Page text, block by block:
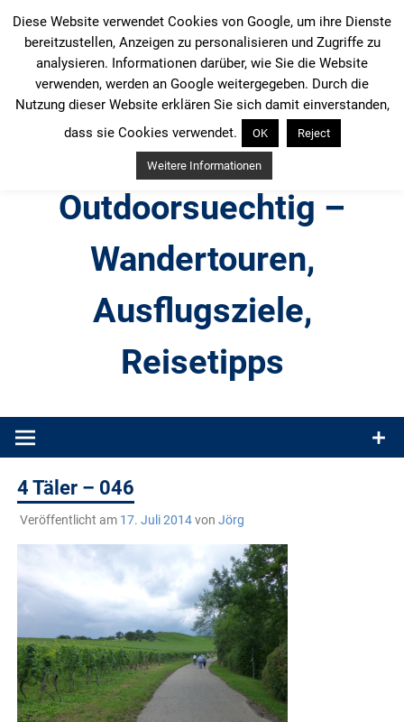
Inhalt
springen
Outdoorsuechtig –
Wandertouren,
Ausflugsziele,
Reisetipps
Produkttests und Buchrezensionen. Ein Blog für alle, die gern
4 Täler – 046
Veröffentlicht am 17. Juli 2014von Jörg
Diese Website verwendet Cookies von Google, um ihre Dienste
bereitzustellen, Anzeigen zu personalisieren und Zugriffe zu
analysieren. Informationen darüber, wie Sie die Website
verwenden, werden an Google weitergegeben. Durch die
Nutzung dieser Website erklären Sie sich damit einverstanden,
dass sie Cookies verwendet.
OK Reject
Weitere Informationen